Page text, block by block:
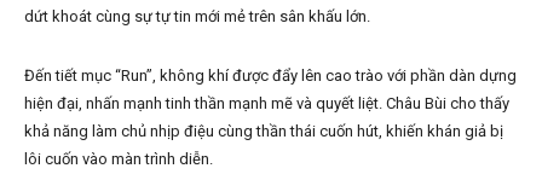
dứt khoát cùng sự tự tin mới mẻ trên sân khấu lớn.
Đến tiết mục “Run”, không khí được đẩy lên cao trào với phần dàn dựng
hiện đại, nhấn mạnh tinh thần mạnh mẽ và quyết liệt. Châu Bùi cho thấy
khả năng làm chủ nhịp điệu cùng thần thái cuốn hút, khiến khán giả bị
lôi cuốn vào màn trình diễn.